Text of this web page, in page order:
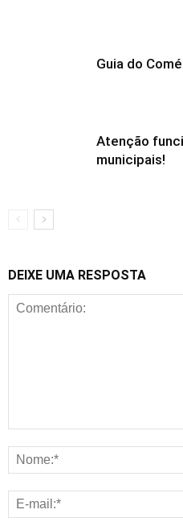
Guia do
Atenção
municipais!
DEIXE UMA RESPOSTA